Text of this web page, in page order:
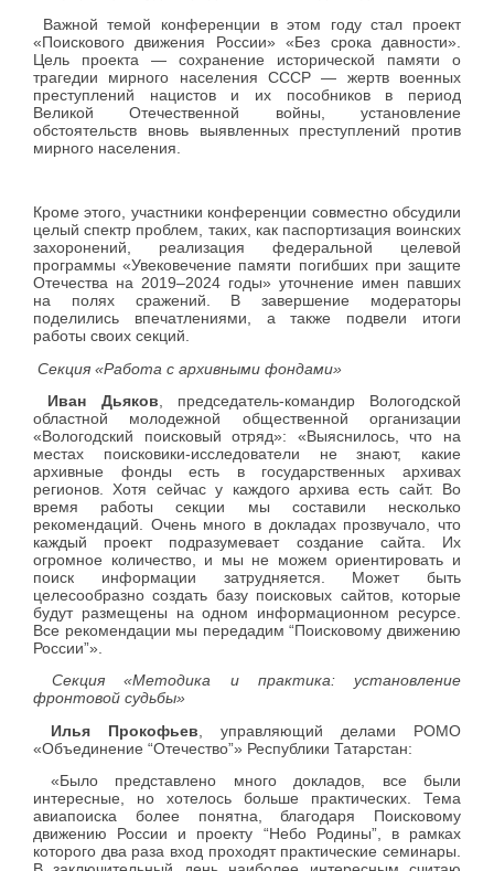
Важной темой конференции в этом году стал проект
«Поискового движения России» «Без срока давности».
Цель проекта — сохранение исторической памяти о
трагедии мирного населения СССР — жертв военных
преступлений нацистов и их пособников в период
Великой Отечественной войны, установление
обстоятельств вновь выявленных преступлений против
мирного населения.
Кроме этого, участники конференции совместно обсудили
целый спектр проблем, таких, как паспортизация воинских
захоронений, реализация федеральной целевой
программы «Увековечение памяти погибших при защите
Отечества на 2019–2024 годы» уточнение имен павших
на полях сражений. В завершение модераторы
поделились впечатлениями, а также подвели итоги
работы своих секций.
Секция «Работа с архивными фондами»
Иван Дьяков , председатель-командир Вологодской
областной молодежной общественной организации
«Вологодский поисковый отряд»: «Выяснилось, что на
местах поисковики-исследователи не знают, какие
архивные фонды есть в государственных архивах
регионов. Хотя сейчас у каждого архива есть сайт. Во
время работы секции мы составили несколько
рекомендаций. Очень много в докладах прозвучало, что
каждый проект подразумевает создание сайта. Их
огромное количество, и мы не можем ориентировать и
поиск информации затрудняется. Может быть
целесообразно создать базу поисковых сайтов, которые
будут размещены на одном информационном ресурсе.
Все рекомендации мы передадим “Поисковому движению
России”».
Секция «Методика и практика: установление
фронтовой судьбы»
Илья Прокофьев , управляющий делами РОМО
«Объединение “Отечество”» Республики Татарстан:
«Было представлено много докладов, все были
интересные, но хотелось больше практических. Тема
авиапоиска более понятна, благодаря Поисковому
движению России и проекту “Небо Родины”, в рамках
которого два раза вход проходят практические семинары.